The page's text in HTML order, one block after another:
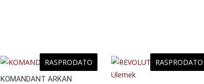
RASPRODATO
KOMANDANT ARKAN
RASPRODATO